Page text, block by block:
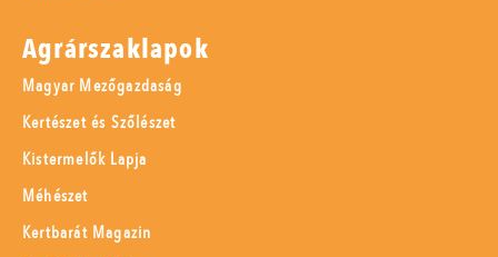
Agrárszaklapok
Magyar Mezőgazdaság
Kertészet és Szőlészet
Kistermelők Lapja
Méhészet
Kertbarát Magazin